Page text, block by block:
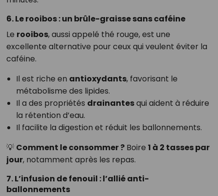
6. Le rooibos : un brûle-graisse sans caféine
Le rooibos, aussi appelé thé rouge, est une
excellente alternative pour ceux qui veulent éviter la
caféine.
Il est riche en antioxydants, favorisant le
métabolisme des lipides.
Il a des propriétés drainantesqui aident à réduire
la rétention d’eau.
Il facilite la digestion et réduit les ballonnements.
💡 Comment le consommer ?Boire 1 à 2 tasses par
jour, notamment après les repas.
7. L’infusion de fenouil : l’allié anti-
ballonnements